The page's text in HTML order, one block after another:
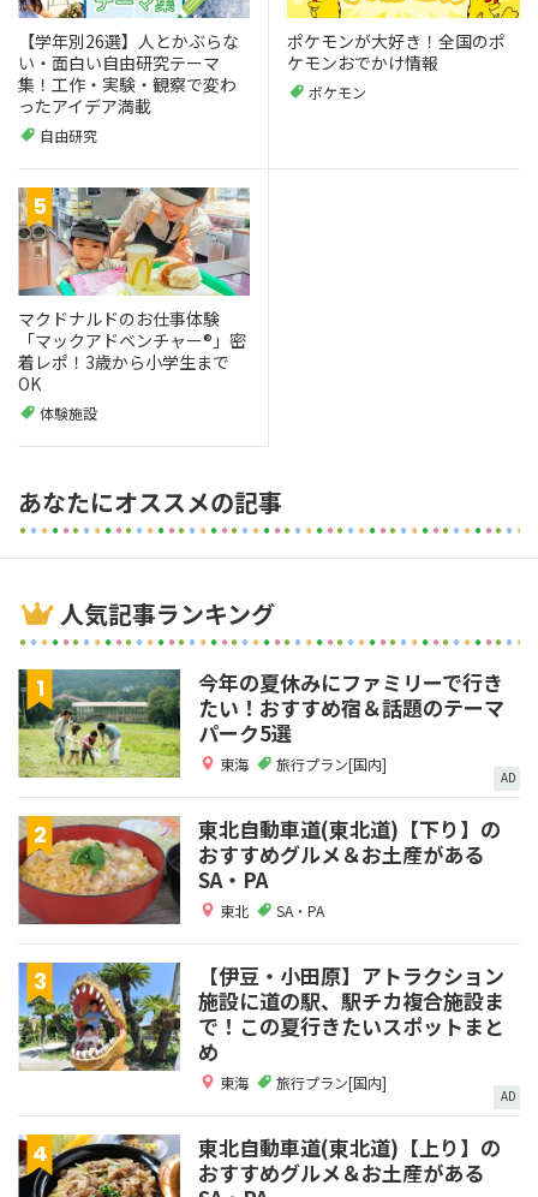
【学年別26選】人とかぶらな
い・面白い自由研究テーマ
集！工作・実験・観察で変わ
ったアイデア満載
自由研究
ポケモンが大好き！全国のポ
ケモンおでかけ情報
ポケモン
マクドナルドのお仕事体験
「マックアドベンチャー®」密
着レポ！3歳から小学生まで
OK
体験施設
あなたにオススメの記事
人気記事ランキング
今年の夏休みにファミリーで行き
たい！おすすめ宿＆話題のテーマ
パーク5選
東海 旅行プラン[国内]
AD
東北自動車道(東北道)【下り】の
おすすめグルメ＆お土産がある
SA・PA
東北 SA・PA
【伊豆・小田原】アトラクション
施設に道の駅、駅チカ複合施設ま
で！この夏行きたいスポットまと
め
東海 旅行プラン[国内]
AD
東北自動車道(東北道)【上り】の
おすすめグルメ＆お土産がある